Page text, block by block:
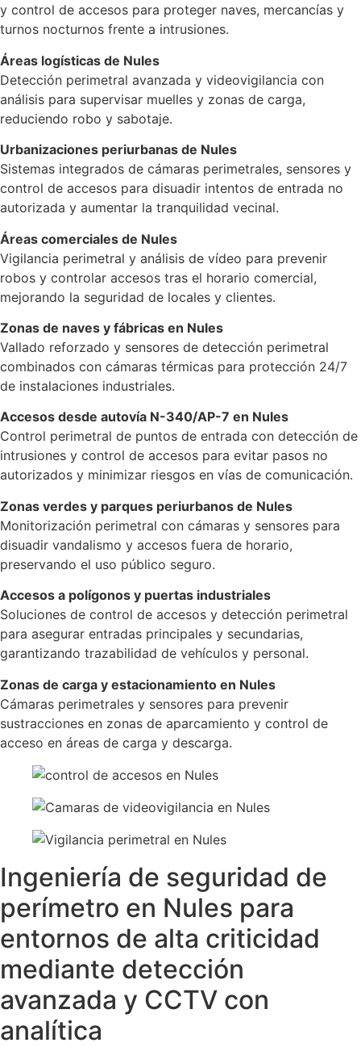
y control de accesos para proteger naves, mercancías y
turnos nocturnos frente a intrusiones.
Áreas logísticas de Nules
Detección perimetral avanzada y videovigilancia con
análisis para supervisar muelles y zonas de carga,
reduciendo robo y sabotaje.
Urbanizaciones periurbanas de Nules
Sistemas integrados de cámaras perimetrales, sensores y
control de accesos para disuadir intentos de entrada no
autorizada y aumentar la tranquilidad vecinal.
Áreas comerciales de Nules
Vigilancia perimetral y análisis de vídeo para prevenir
robos y controlar accesos tras el horario comercial,
mejorando la seguridad de locales y clientes.
Zonas de naves y fábricas en Nules
Vallado reforzado y sensores de detección perimetral
combinados con cámaras térmicas para protección 24/7
de instalaciones industriales.
Accesos desde autovía N-340/AP-7 en Nules
Control perimetral de puntos de entrada con detección de
intrusiones y control de accesos para evitar pasos no
autorizados y minimizar riesgos en vías de comunicación.
Zonas verdes y parques periurbanos de Nules
Monitorización perimetral con cámaras y sensores para
disuadir vandalismo y accesos fuera de horario,
preservando el uso público seguro.
Accesos a polígonos y puertas industriales
Soluciones de control de accesos y detección perimetral
para asegurar entradas principales y secundarias,
garantizando trazabilidad de vehículos y personal.
Zonas de carga y estacionamiento en Nules
Cámaras perimetrales y sensores para prevenir
sustracciones en zonas de aparcamiento y control de
acceso en áreas de carga y descarga.
Ingeniería de seguridad de
perímetro en Nules para
entornos de alta criticidad
mediante detección
avanzada y CCTV con
analítica